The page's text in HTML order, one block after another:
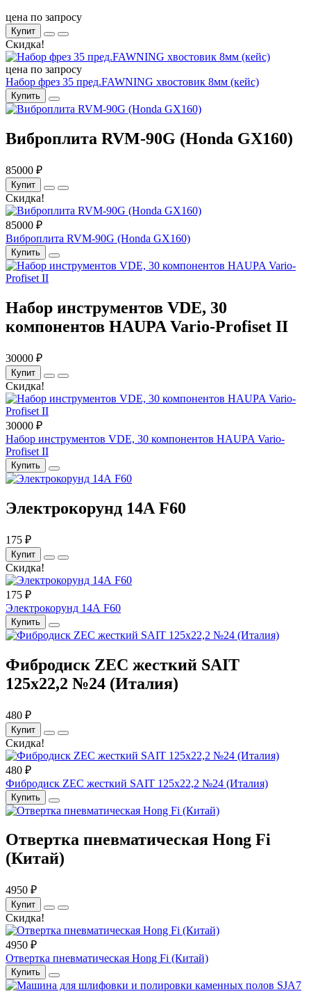
цена по запросу
Купит
Скидка!
цена по запросу
Набор фрез 35 пред.FAWNING хвостовик 8мм (кейс)
Купить
Виброплита RVM-90G (Honda GX160)
85000 ₽
Купит
Скидка!
85000 ₽
Виброплита RVM-90G (Honda GX160)
Купить
Набор инструментов VDE, 30
компонентов HAUPA Vario-Profiset II
30000 ₽
Купит
Скидка!
30000 ₽
Набор инструментов VDE, 30 компонентов HAUPA Vario-
Profiset II
Купить
Электрокорунд 14А F60
175 ₽
Купит
Скидка!
175 ₽
Электрокорунд 14А F60
Купить
Фибродиск ZEC жесткий SAIT
125х22,2 №24 (Италия)
480 ₽
Купит
Скидка!
480 ₽
Фибродиск ZEC жесткий SAIT 125х22,2 №24 (Италия)
Купить
Отвертка пневматическая Hong Fi
(Китай)
4950 ₽
Купит
Скидка!
4950 ₽
Отвертка пневматическая Hong Fi (Китай)
Купить